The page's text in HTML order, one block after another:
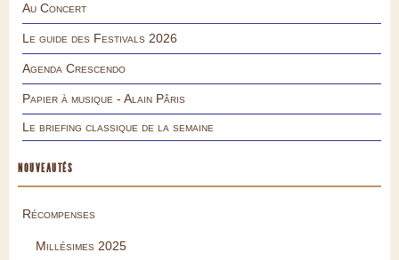
Au Concert
Le guide des Festivals 2026
Agenda Crescendo
Papier à musique - Alain Pâris
Le briefing classique de la semaine
NOUVEAUTÉS
Récompenses
Millésimes 2025